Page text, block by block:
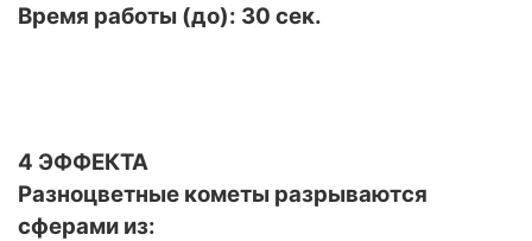
Время работы (до): 30 сек.
4 ЭФФЕКТА
Разноцветные кометы разрываются
сферами из: